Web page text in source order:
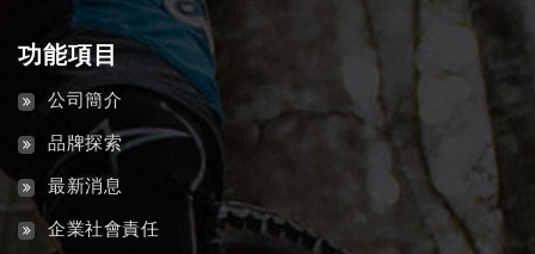
功能項目
公司簡介
品牌探索
最新消息
企業社會責任